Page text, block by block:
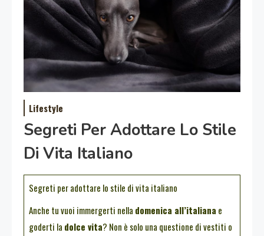
Lifestyle
Segreti Per Adottare Lo Stile
Di Vita Italiano
Segreti per adottare lo stile di vita italiano
Anche tu vuoi immergerti nella domenica all’italiana e
goderti la dolce vita? Non è solo una questione di vestiti o